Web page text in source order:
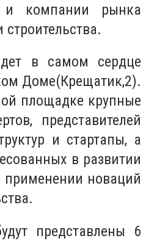
компании рынка
в самом сердце
Доме(Крещатик,2).
площадке крупные
представителей
и стартапы, а
в развитии
применении новаций
представлены 6